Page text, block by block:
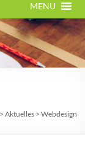
MENU
> Aktuelles> Webdesign